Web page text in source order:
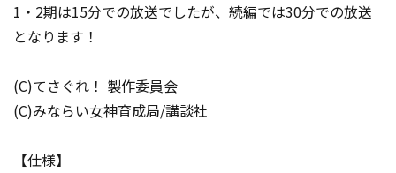
1・2期は15分での放送でしたが、続編では30分での放送
となります！
(C)てさぐれ！ 製作委員会
(C)みならい女神育成局/講談社
【仕様】